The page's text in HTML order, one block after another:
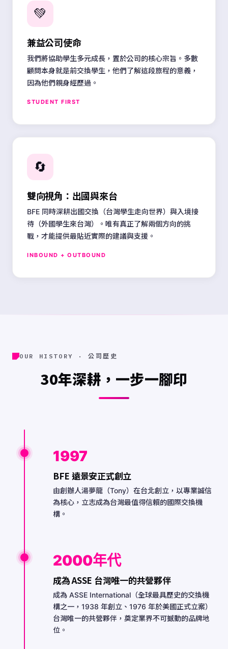
💚
兼益公司使命
我們將協助學生多元成長，置於公司的核心宗旨。多數
顧問本身就是前交換學生，他們了解這段旅程的意義，
因為他們親身經歷過。
STUDENT FIRST
🔄
雙向視角：出國與來台
BFE 同時深耕出國交換（台灣學生走向世界）與入境接
待（外國學生來台灣）。唯有真正了解兩個方向的挑
戰，才能提供最貼近實際的建議與支援。
INBOUND + OUTBOUND
OUR HISTORY · 公司歷史
30年深耕，一步一腳印
1997
BFE 遠景安正式創立
由創辦人湯夢龍（Tony）在台北創立，以專業誠信
為核心，立志成為台灣最值得信賴的國際交換機
構。
2000年代
成為 ASSE 台灣唯一的共營夥伴
成為 ASSE International（全球最具歷史的交換機
構之一，1938 年創立、1976 年於美國正式立案）
台灣唯一的共營夥伴，奠定業界不可撼動的品牌地
位。